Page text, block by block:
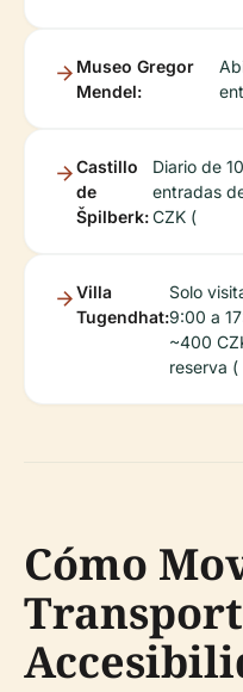
Museo Gregor
Mendel:
Castillo
de
Špilberk:
Diario de
entradas
CZK (
Villa
Tugendhat:
Solo
9:00 a
~400
reserva (
Cómo